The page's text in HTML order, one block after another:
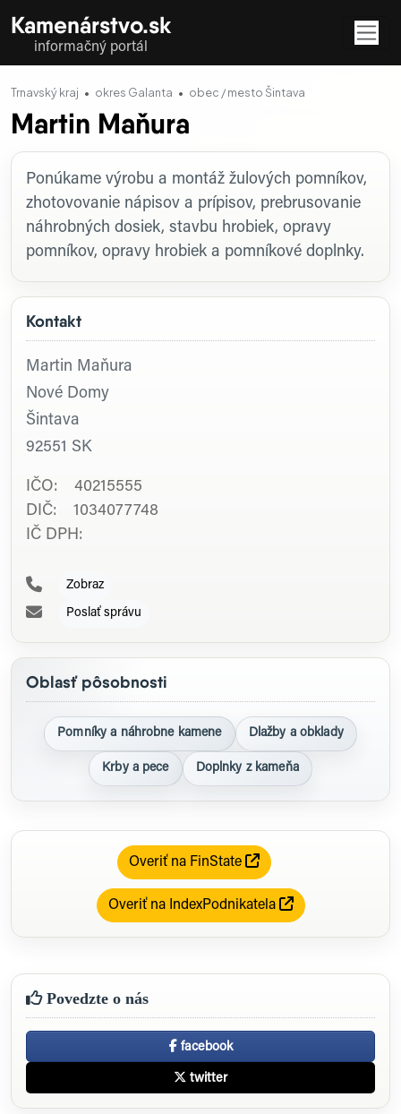
Kamenárstvo.sk
informačný portál
Trnavský kraj okres Galanta obec / mesto Šintava
Martin Maňura
Kontakt
Martin Maňura
Nové Domy
Šintava
92551 SK
IČO: 40215555
DIČ: 1034077748
IČ DPH:
Zobraz
Poslať správu
Oblasť pôsobnosti
Pomníky a náhrobne kamene Dlažby a obklady
Krby a pece Doplnky z kameňa
Overiť na FinState
Overiť na IndexPodnikatela
Povedzte o nás
facebook
twitter
Profil firmy
Ponúkame výrobu a montáž žulových pomníkov,
zhotovovanie nápisov a prípisov, prebrusovanie
náhrobných dosiek, stavbu hrobiek, opravy
pomníkov, opravy hrobiek a pomníkové doplnky.